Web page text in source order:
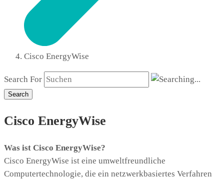
Cisco EnergyWise
Search For
Search
Cisco EnergyWise
Was ist Cisco EnergyWise?
Cisco EnergyWise ist eine umweltfreundliche
Computertechnologie, die ein netzwerkbasiertes Verfahren